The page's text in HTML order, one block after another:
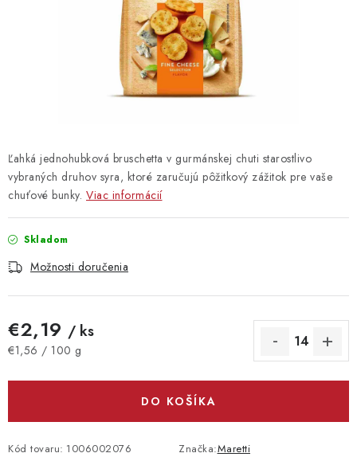
Podmienky ochrany osobných údajov
Servis a reklamácia
Kontakty
Ľahká jednohubková bruschetta v gurmánskej chuti starostlivo
vybraných druhov syra, ktoré zaručujú pôžitkový zážitok pre vaše
chuťové bunky. Viac informácií
Skladom
Možnosti doručenia
€2,19 / ks
Jednotková cena:
€1,56 / 100 g
DO KOŠÍKA
Kód tovaru: 1006002076 Značka:Maretti